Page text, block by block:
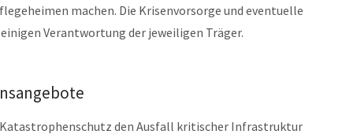
machen. Die Krisenvorsorge und eventuelle
Verantwortung der jeweiligen Träger.
den Ausfall kritischer Infrastruktur